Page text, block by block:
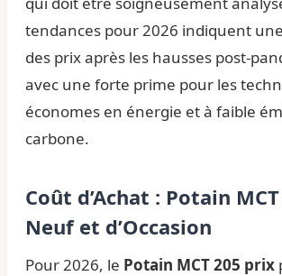
tendances pour 2026 indiquent
des prix après les hausses post-
avec une forte prime pour les
économes en énergie et à faible
carbone.
Coût d’Achat : Potain
Neuf et d’Occasion
Pour 2026, le Potain MCT 205 prix